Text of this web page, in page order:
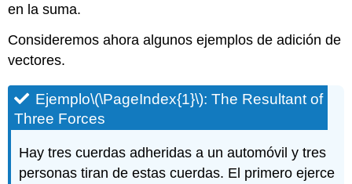
en la suma.
Consideremos ahora algunos ejemplos de adición de
vectores.
Ejemplo\(\PageIndex{1}\):The Resultant of
Three Forces
Hay tres cuerdas adheridas a un automóvil y tres
personas tiran de estas cuerdas. El primero ejerce